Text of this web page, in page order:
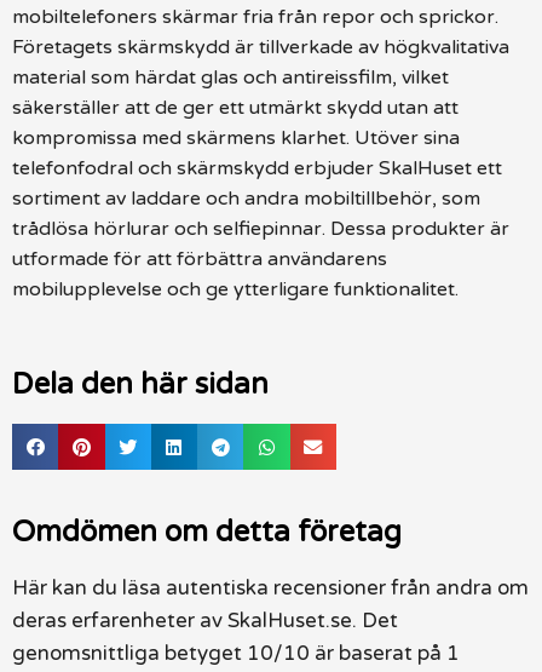
mobiltelefoners skärmar fria från repor och sprickor.
Företagets skärmskydd är tillverkade av högkvalitativa
material som härdat glas och antireissfilm, vilket
säkerställer att de ger ett utmärkt skydd utan att
kompromissa med skärmens klarhet. Utöver sina
telefonfodral och skärmskydd erbjuder SkalHuset ett
sortiment av laddare och andra mobiltillbehör, som
trådlösa hörlurar och selfiepinnar. Dessa produkter är
utformade för att förbättra användarens
mobilupplevelse och ge ytterligare funktionalitet.
Dela den här sidan
Omdömen om detta företag
Här kan du läsa autentiska recensioner från andra om
deras erfarenheter av SkalHuset.se. Det
genomsnittliga betyget 10/10 är baserat på 1